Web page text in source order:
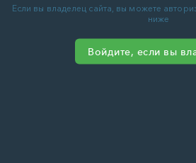
Если вы владелец сайта, вы можете
ниже
Войдите, если вы